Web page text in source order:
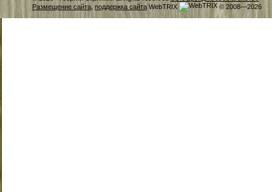
Размещение сайта, поддержка сайта WebTRIX © 2008—2026